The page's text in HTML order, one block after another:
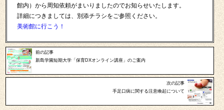
館内）から周知依頼がまいりましたのでお知らせいたします。
詳細につきましては、別添チラシをご参照ください。
美術館に行こう！
前の記事
新島学園短期大学「保育DXオンライン講座」のご案内
次の記事
手足口病に関する注意喚起について